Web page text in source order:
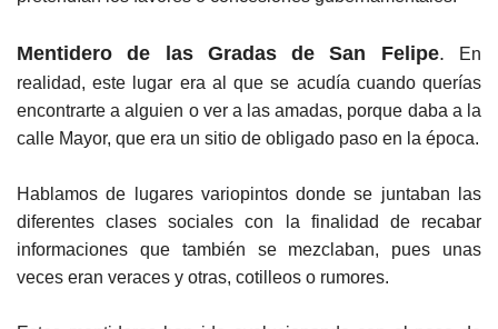
Mentidero de las Gradas de San Felipe.
En
realidad, este lugar era al que se acudía cuando querías
encontrarte a alguien o ver a las amadas, porque daba a la
calle Mayor, que era un sitio de obligado paso en la época.
Hablamos de lugares variopintos donde se juntaban las
diferentes clases sociales con la finalidad de recabar
informaciones que también se mezclaban, pues unas
veces eran veraces y otras, cotilleos o rumores.